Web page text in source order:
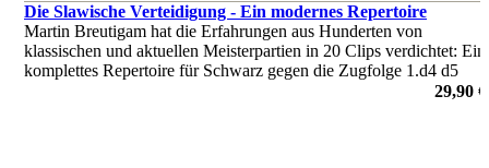
Die Slawische Verteidigung - Ein modernes Repertoire
Martin Breutigam hat die Erfahrungen aus Hunderten von
klassischen und aktuellen Meisterpartien in 20 Clips verdichtet: Ein
komplettes Repertoire für Schwarz gegen die Zugfolge 1.d4 d5
29,90 €